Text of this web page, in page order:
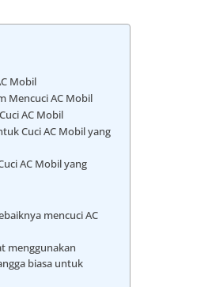
Mobil
Mencuci AC Mobil
AC Mobil
Cuci AC Mobil yang
AC Mobil yang
mencuci AC
menggunakan
biasa untuk